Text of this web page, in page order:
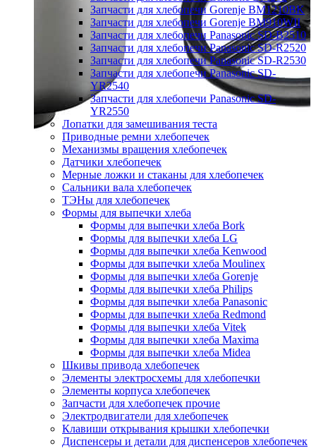
Запчасти для хлебопечи Gorenje BM1210BK
Запчасти для хлебопечи Gorenje BM910WII
Запчасти для хлебопечи Panasonic SD-B2510
Запчасти для хлебопечи Panasonic SD-R2520
Запчасти для хлебопечи Panasonic SD-R2530
Запчасти для хлебопечи Panasonic SD-
YR2540
Запчасти для хлебопечи Panasonic SD-
YR2550
Лопатки для замешивания теста
Приводные ремни хлебопечек
Механизмы вращения хлебопечек
Датчики хлебопечек
Мерные ложки и стаканы для хлебопечек
Сальники вала хлебопечек
ТЭНы для хлебопечек
Формы для выпечки хлеба
Формы для выпечки хлеба Bork
Формы для выпечки хлеба LG
Формы для выпечки хлеба Kenwood
Формы для выпечки хлеба Moulinex
Формы для выпечки хлеба Gorenje
Формы для выпечки хлеба Philips
Формы для выпечки хлеба Panasonic
Формы для выпечки хлеба Redmond
Формы для выпечки хлеба Vitek
Формы для выпечки хлеба Maxima
Формы для выпечки хлеба Midea
Шкивы привода хлебопечек
Элементы электросхемы для хлебопечки
Элементы корпуса хлебопечек
Запчасти для хлебопечек прочие
Электродвигатели для хлебопечек
Клавиши открывания крышки хлебопечки
Диспенсеры и детали для диспенсеров хлебопечек